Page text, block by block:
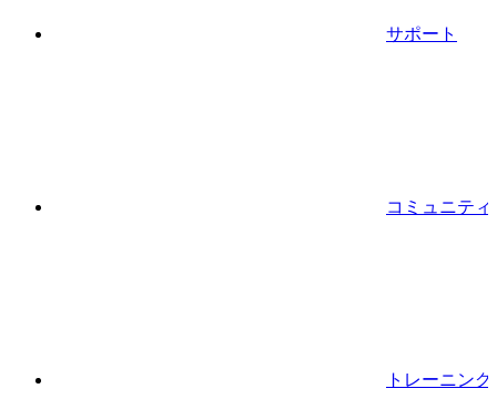
サポート
コミュニティ
トレーニング